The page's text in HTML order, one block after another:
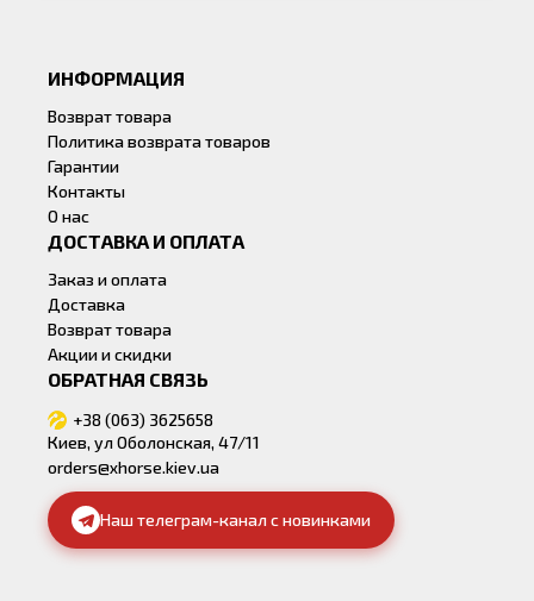
ИНФОРМАЦИЯ
Возврат товара
Политика возврата товаров
Гарантии
Контакты
О нас
ДОСТАВКА И ОПЛАТА
Заказ и оплата
Доставка
Возврат товара
Акции и скидки
ОБРАТНАЯ СВЯЗЬ
+38 (063) 3625658
Киев, ул Оболонская, 47/11
orders@xhorse.kiev.ua
Наш телеграм-канал с новинками